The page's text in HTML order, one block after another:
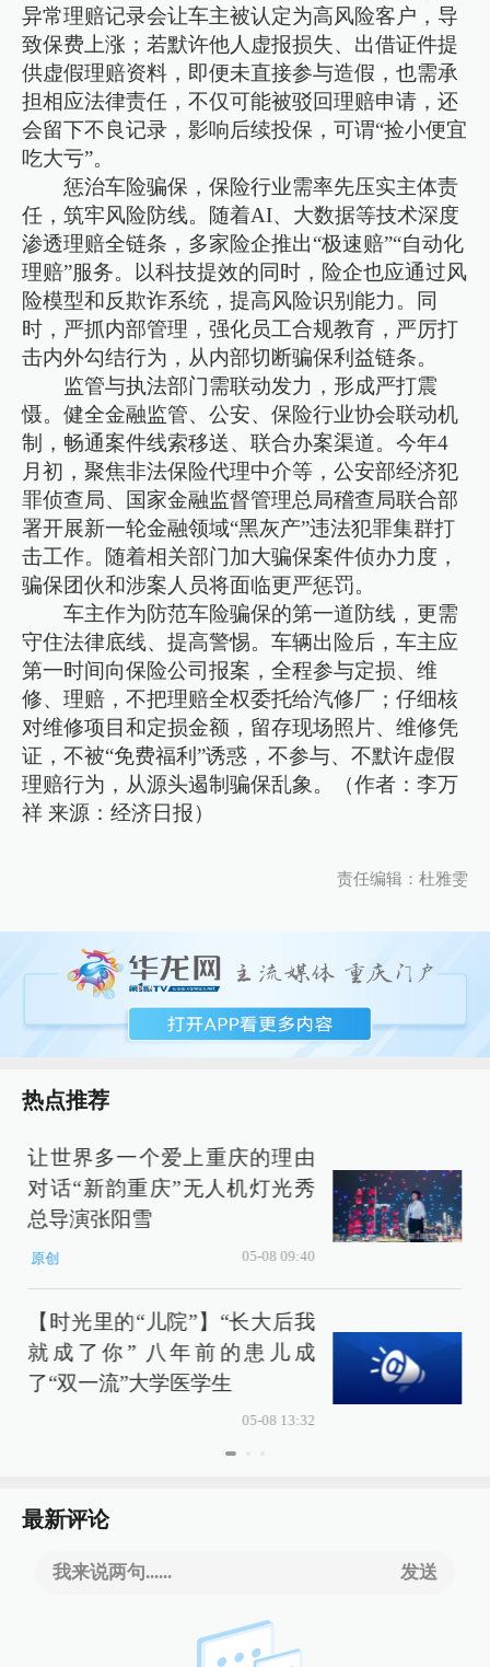
异常理赔记录会让车主被认定为高风险客户，导
致保费上涨；若默许他人虚报损失、出借证件提
供虚假理赔资料，即便未直接参与造假，也需承
担相应法律责任，不仅可能被驳回理赔申请，还
会留下不良记录，影响后续投保，可谓“捡小便宜
吃大亏”。
惩治车险骗保，保险行业需率先压实主体责
任，筑牢风险防线。随着AI、大数据等技术深度
渗透理赔全链条，多家险企推出“极速赔”“自动化
理赔”服务。以科技提效的同时，险企也应通过风
险模型和反欺诈系统，提高风险识别能力。同
时，严抓内部管理，强化员工合规教育，严厉打
击内外勾结行为，从内部切断骗保利益链条。
监管与执法部门需联动发力，形成严打震
慑。健全金融监管、公安、保险行业协会联动机
制，畅通案件线索移送、联合办案渠道。今年4
月初，聚焦非法保险代理中介等，公安部经济犯
罪侦查局、国家金融监督管理总局稽查局联合部
署开展新一轮金融领域“黑灰产”违法犯罪集群打
击工作。随着相关部门加大骗保案件侦办力度，
骗保团伙和涉案人员将面临更严惩罚。
车主作为防范车险骗保的第一道防线，更需
守住法律底线、提高警惕。车辆出险后，车主应
第一时间向保险公司报案，全程参与定损、维
修、理赔，不把理赔全权委托给汽修厂；仔细核
对维修项目和定损金额，留存现场照片、维修凭
证，不被“免费福利”诱惑，不参与、不默许虚假
理赔行为，从源头遏制骗保乱象。（作者：李万
祥 来源：经济日报）
责任编辑：杜雅雯
热点推荐
让世界多一个爱上重庆的理由
对话“新韵重庆”无人机灯光秀
总导演张阳雪
原创 05-08 09:40
【时光里的“儿院”】“长大后我
就成了你” 八年前的患儿成
了“双一流”大学医学生
05-08 13:32
最新评论
我来说两句...... 发送